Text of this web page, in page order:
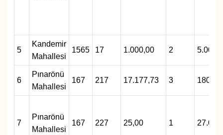
5
Kandemir
Mahallesi
1565 17 1.000,00 2
6
Pınarönü
Mahallesi
167 217 17.177,73 3
7
Pınarönü
Mahallesi
167 227 25,00 1